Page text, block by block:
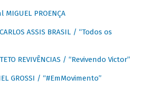
MIGUEL PROENÇA
ASSIS BRASIL / “Todos os
REVIVÊNCIAS / “Revivendo Victor”
GROSSI / “#EmMovimento”